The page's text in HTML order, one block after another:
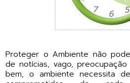
Proteger o Ambiente não
de notícias, vago,
bem, o ambiente necessita